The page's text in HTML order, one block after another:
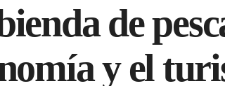
de
y el